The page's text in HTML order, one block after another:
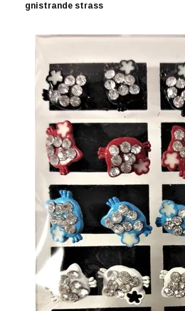
gnistrande strass